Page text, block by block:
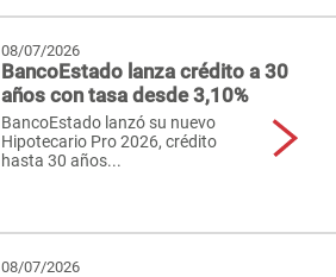
08/07/2026
BancoEstado lanza crédito a 30
años con tasa desde 3,10%
BancoEstado lanzó su nuevo
Hipotecario Pro 2026, crédito
hasta 30 años...
08/07/2026